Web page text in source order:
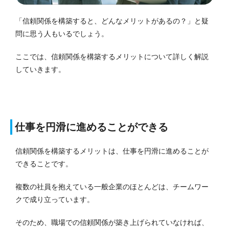
「信頼関係を構築すると、どんなメリットがあるの？」と疑
問に思う人もいるでしょう。
ここでは、信頼関係を構築するメリットについて詳しく解説
していきます。
仕事を円滑に進めることができる
信頼関係を構築するメリットは、仕事を円滑に進めることが
できることです。
複数の社員を抱えている一般企業のほとんどは、チームワー
クで成り立っています。
そのため、職場での信頼関係が築き上げられていなければ、